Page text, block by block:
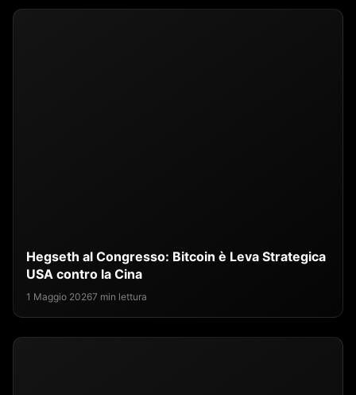
Hegseth al Congresso: Bitcoin è Leva Strategica
USA contro la Cina
1 Maggio 20267 min lettura